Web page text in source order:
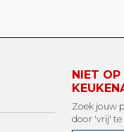
NIET
Zoek jouw
door 'vrij' te